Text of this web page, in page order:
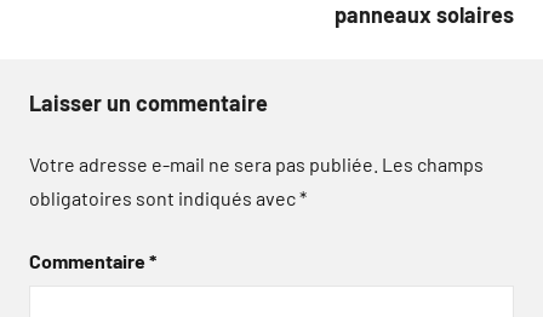
panneaux solaires
Laisser un commentaire
Votre adresse e-mail ne sera pas publiée. Les champs
obligatoires sont indiqués avec*
Commentaire*